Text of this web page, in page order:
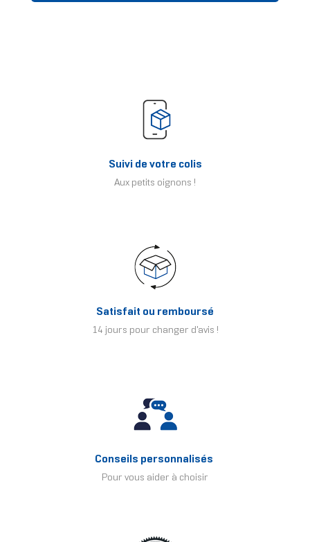
Suivi de votre colis
Aux petits oignons !
Satisfait ou remboursé
14 jours pour changer d'avis !
Conseils personnalisés
Pour vous aider à choisir